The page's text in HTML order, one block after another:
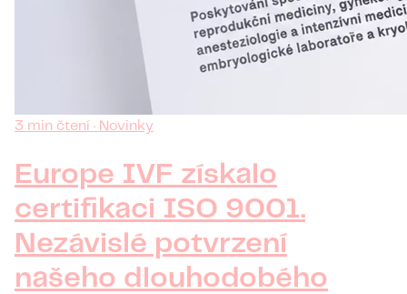
3 min čtení · Novinky
Europe IVF získalo
certifikaci ISO 9001.
Nezávislé potvrzení
našeho dlouhodobého